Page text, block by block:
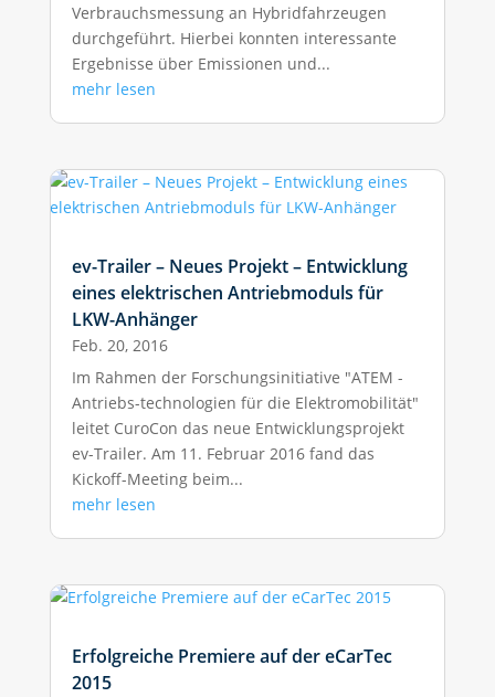
Verbrauchsmessung an Hybridfahrzeugen
durchgeführt. Hierbei konnten interessante
Ergebnisse über Emissionen und...
mehr lesen
ev-Trailer – Neues Projekt – Entwicklung
eines elektrischen Antriebmoduls für
LKW-Anhänger
Feb. 20, 2016
Im Rahmen der Forschungsinitiative "ATEM -
Antriebs-technologien für die Elektromobilität"
leitet CuroCon das neue Entwicklungsprojekt
ev-Trailer. Am 11. Februar 2016 fand das
Kickoff-Meeting beim...
mehr lesen
Erfolgreiche Premiere auf der eCarTec
2015